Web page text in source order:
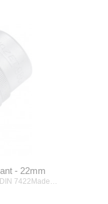
- 22mm
7422Made…